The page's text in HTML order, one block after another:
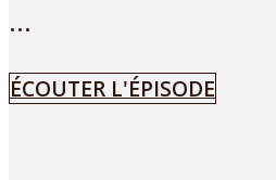
...
ÉCOUTER L'ÉPISODE